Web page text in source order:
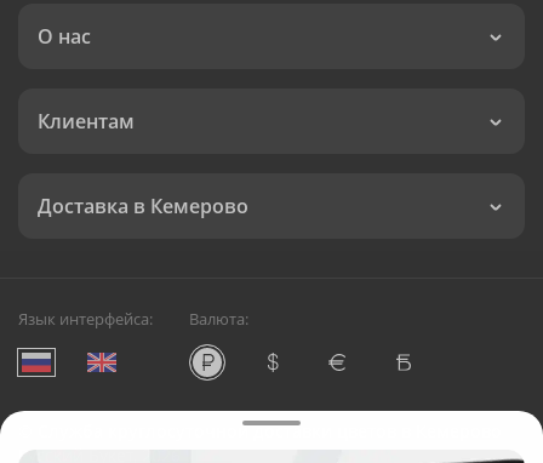
О нас
Клиентам
Доставка в Кемерово
Язык интерфейса: Валюта:
Служба круглосуточной доставки цветов в Кемерово
Русский Букет, 2026